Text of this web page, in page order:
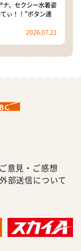
ナ、セクシー水着姿
ぃ！！”ボタン連
2026.07.21
ご意見・ご感想
部送信について